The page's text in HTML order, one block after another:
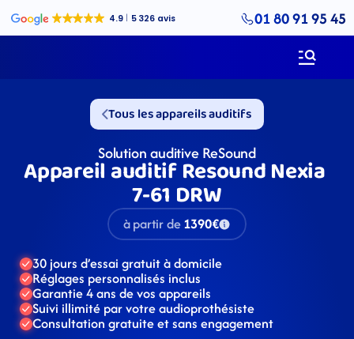
01 80 91 95 45
Tous les appareils auditifs
Solution auditive ReSound
Appareil auditif Resound Nexia
7-61 DRW
à partir de1390€
30 jours d’essai gratuit à domicile
Réglages personnalisés inclus
Garantie 4 ans de vos appareils
Suivi illimité par votre audioprothésiste
Consultation gratuite et sans engagement